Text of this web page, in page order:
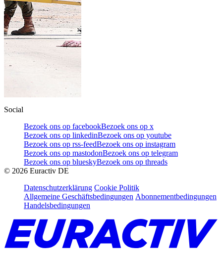
Social
Bezoek ons op facebookBezoek ons op x
Bezoek ons op linkedinBezoek ons op youtube
Bezoek ons op rss-feedBezoek ons op instagram
Bezoek ons op mastodonBezoek ons op telegram
Bezoek ons op blueskyBezoek ons op threads
© 2026 Euractiv DE
Datenschutzerklärung Cookie Politik
Allgemeine Geschäftsbedingungen Abonnementbedingungen
Handelsbedingungen